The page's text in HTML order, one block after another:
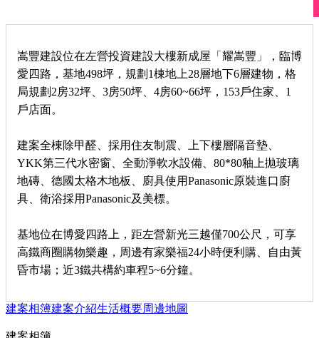
嵩豐建設位在左營投資建設大樓新成屋「耀嵩豐」，臨博
愛四路，基地498坪，規劃1棟地上28層地下6層建物，格
局規劃2房32坪、3房50坪、4房60~66坪，153戶住家、1
戶店面。
建案全棟除甲醛、採用住友制震、上下樓層隔音墊、
YKK第三代水密窗、全動淨軟水設備、80*80釉上拋玻璃
地磚、德國太格木地板、廚具使用Panasonic原裝進口廚
具、衛浴採用Panasonic及美標。
基地位在博愛四路上，距左營新光三越僅700公尺，可享
高鐵商圈購物樂趣，周邊有家樂福24小時便利購、自由黃
昏市場；近3鐵共構約車程5~6分鐘。
建案相簿建案介紹生活概要周邊地圖